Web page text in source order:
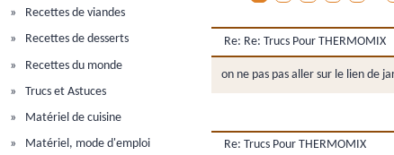
Recettes de viandes
Recettes de desserts
Recettes du monde
Trucs et Astuces
Matériel de cuisine
Matériel, mode d'emploi
Re: Re: Trucs Pour THERMOMIX
on ne pas pas aller sur le lien de
Re: Trucs Pour THERMOMIX